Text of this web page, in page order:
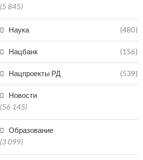
ГАЦАЛОВ: «ПОБЕДА НА
(5 845)
Наука (480)
Нацбанк (156)
Нацпроекты РД (539)
Новости
(56 145)
Образование
(3 099)